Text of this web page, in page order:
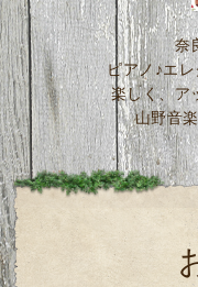
奈
ピアノ♪エ
楽しく、ア
山野音